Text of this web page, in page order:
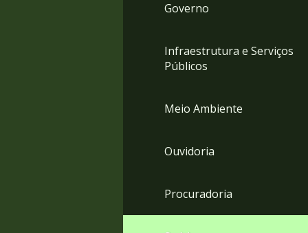
Governo
Infraestrutura e Serviços
Públicos
Meio Ambiente
Ouvidoria
Procuradoria